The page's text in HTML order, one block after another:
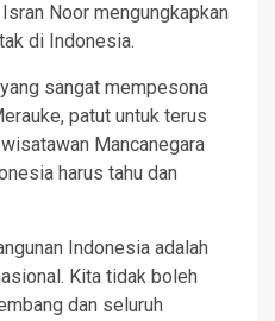
Noor mengungkapkan
di Indonesia.
sangat mempesona
patut untuk terus
Mancanegara
harus tahu dan
Indonesia adalah
Kita tidak boleh
dan seluruh